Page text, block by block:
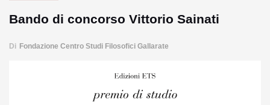
Bando di concorso Vittorio Sainati
Di Fondazione Centro Studi Filosofici Gallarate